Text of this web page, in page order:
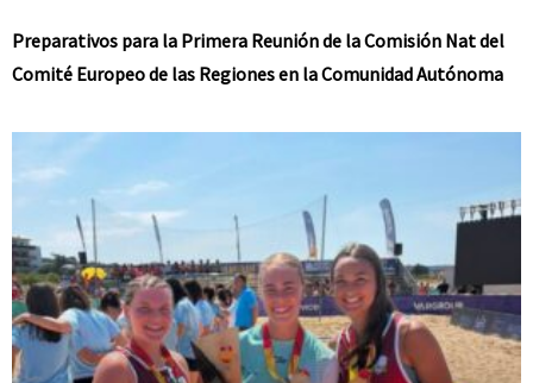
Preparativos para la Primera Reunión de la Comisión Nat del
Comité Europeo de las Regiones en la Comunidad Autónoma